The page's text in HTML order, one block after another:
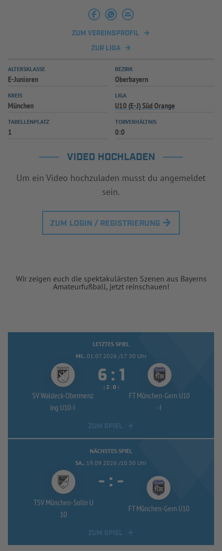
ZUM VEREINSPROFIL
ZUR LIGA
ALTERSKLASSE
E-Junioren
BEZIRK
Oberbayern
KREIS
München
LIGA
U10 (E-J) Süd Orange
TABELLENPLATZ
1
TORVERHÄLTNIS
0:0
VIDEO HOCHLADEN
Um ein Video hochzuladen musst du angemeldet
sein.
ZUM LOGIN / REGISTRIERUNG
Wir zeigen euch die spektakulärsten Szenen aus Bayerns
Amateurfußball, jetzt reinschauen!
LETZTES SPIEL
MI.. 01.07.2026 /17:30 Uhr
SV Waldeck-Obermenz
ing U10-I
 : 
(  :  )
FT München-Gern U10
-I
NÄCHSTES SPIEL
SA.. 19.09.2026 /10:30 Uhr
TSV München-Solln U
10
- : -
FT München-Gern U10